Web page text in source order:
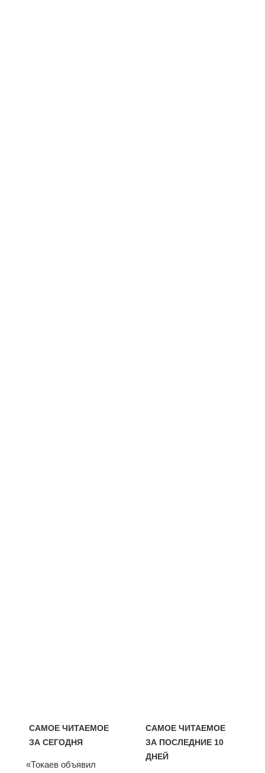
САМОЕ ЧИТАЕМОЕ
ЗА СЕГОДНЯ
«Токаев объявил
САМОЕ ЧИТАЕМОЕ
ЗА ПОСЛЕДНИЕ 10
ДНЕЙ